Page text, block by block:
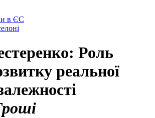
в ЄС
Роль
реальної